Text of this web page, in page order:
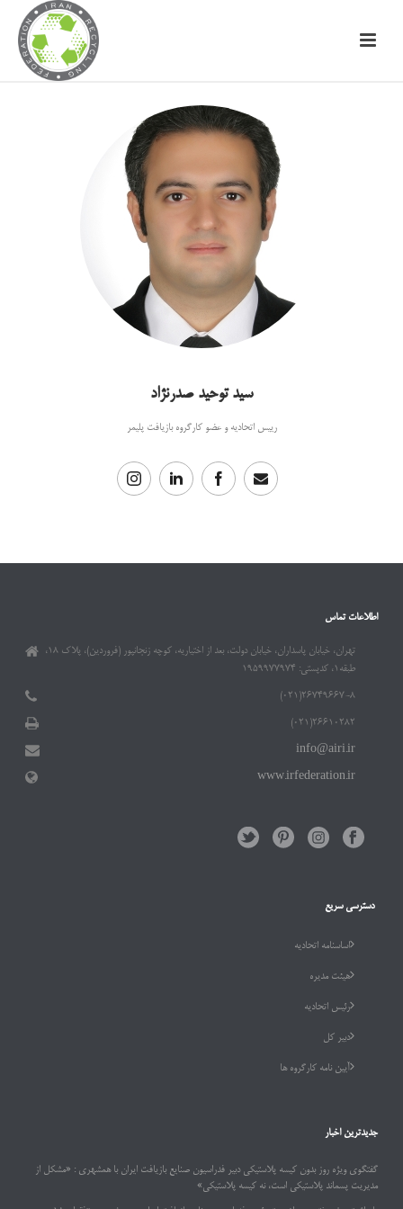
سید توحید صدرنژاد
رییس اتحادیه و عضو کارگروه بازیافت پلیمر
اطلاعات تماس
تهران، خیابان پاسداران، خیابان دولت، بعد از اختیاریه، کوچه زنجانپور (فروردین)، پلاک ۱۸،
طبقه۱، کدپستی: ۱۹۵۹۹۷۷۹۷۴
۲۶۷۴۹۶۶۷-۸(۰۲۱)
۲۶۶۱۰۲۸۲(۰۲۱)
info@airi.ir
www.irfederation.ir
دسترسی سریع
اساسنامه اتحادیه
هیئت مدیره
رئیس اتحادیه
دبیر کل
آیین نامه کارگروه ها
جدیدترین اخبار
گفتگوی ویژه روز بدون کیسه پلاستیکی دبیر فدراسیون صنایع بازیافت ایران با همشهری : «مشکل از
مدیریت پسماند پلاستیکی است، نه کیسه پلاستیکی»